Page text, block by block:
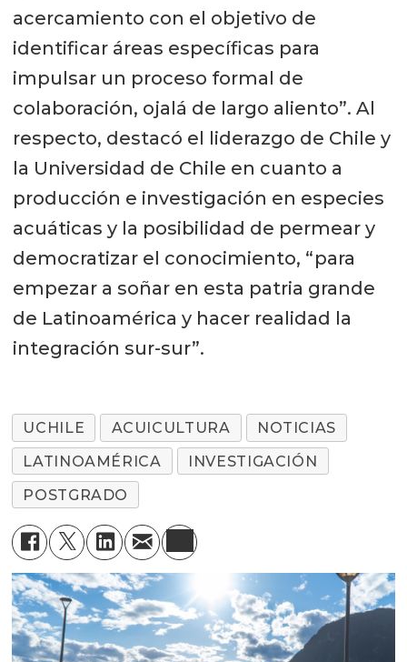
acercamiento con el objetivo de
identificar áreas específicas para
impulsar un proceso formal de
colaboración, ojalá de largo aliento”. Al
respecto, destacó el liderazgo de Chile y
la Universidad de Chile en cuanto a
producción e investigación en especies
acuáticas y la posibilidad de permear y
democratizar el conocimiento, “para
empezar a soñar en esta patria grande
de Latinoamérica y hacer realidad la
integración sur-sur”.
UCHILE ACUICULTURA
NOTICIAS
LATINOAMÉRICA
INVESTIGACIÓN
POSTGRADO